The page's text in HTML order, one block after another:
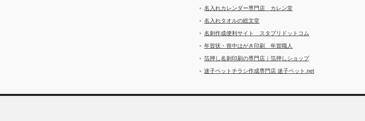
名入れカレンダー専門店 カレン堂
名入れタオルの総文堂
名刺作成便利サイト スタプリドットコム
年賀状・喪中はがき印刷 年賀職人
箔押し名刺印刷の専門店｜箔押しショップ
迷子ペットチラシ作成専門店 迷子ペット.net